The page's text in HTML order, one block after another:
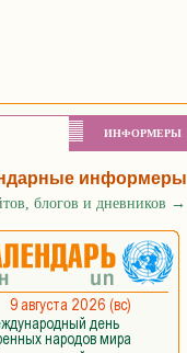
ИНФОРМЕРЫ
информеры
блогов и дневников →